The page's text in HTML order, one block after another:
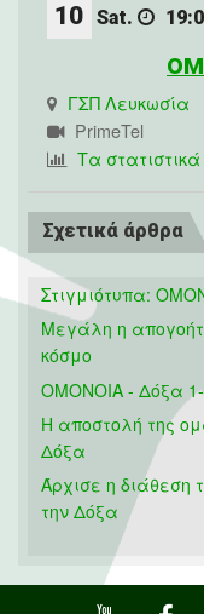
10 Sat.
ΓΣΠ Λευκωσία
PrimeTel
Τα
Σχετικά άρθρα
Στιγμιότυπα:
Μεγάλη η
κόσμο
ΟΜΟΝΟΙΑ - Δόξα 1-
Η αποστολή της
Δόξα
Άρχισε η διάθεση
την Δόξα